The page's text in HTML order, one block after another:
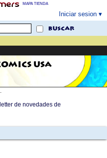
MAPA TIENDA
Iniciar sesion
buscar
USA
de novedades de